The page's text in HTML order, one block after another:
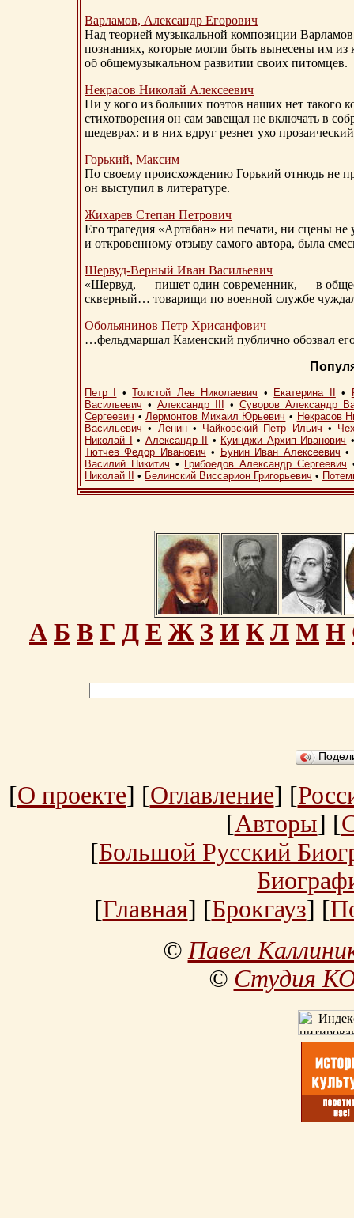
Варламов, Александр Егорович
Над теорией музыкальной композиции
познаниях, которые могли быть вынесены им из
об общемузыкальном развитии своих питомцев.
Некрасов Николай Алексеевич
Ни у кого из больших поэтов наших нет такого
стихотворения он сам завещал не включать в
шедеврах: и в них вдруг резнет ухо
Горький, Максим
По своему происхождению Горький отнюдь не
он выступил в литературе.
Жихарев Степан Петрович
Его трагедия «Артабан» ни печати, ни сцены
и откровенному отзыву самого автора, была
Шервуд-Верный Иван Васильевич
«Шервуд, — пишет один современник, — в
скверный… товарищи по военной службе
Обольянинов Петр Хрисанфович
…фельдмаршал Каменский публично обозвал
Петр I •Толстой Лев Николаевич • Екатерина II •
Васильевич • Александр III • Суворов Александр
Сергеевич •Лермонтов Михаил Юрьевич • Некрасов
Васильевич • Ленин• Чайковский Петр Ильич •
Николай I
• Александр II • Куинджи Архип Иванович
Тютчев Федор Иванович • Бунин Иван Алексеевич •
Василий Никитич • Грибоедов Александр Сергеевич
Николай II
• Белинский Виссарион Григорьевич •
А Б В Г Д Е Ж З И К Л М Н
[О проекте] [Оглавление] [
[Авторы] [
[Большой Русский
[Главная] [Брокгауз] [
©Павел
© Студия